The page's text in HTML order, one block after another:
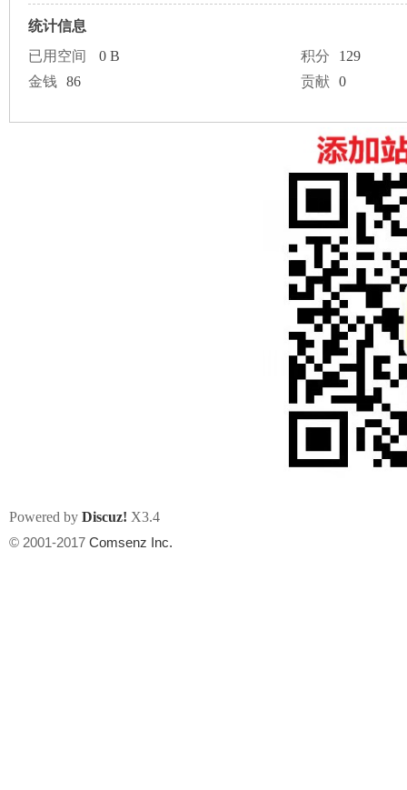
州
统计信息
已用空间
0 B 积分
129
金钱
86 贡献 0
Powered by Discuz! X3.4
© 2001-2017 Comsenz Inc.